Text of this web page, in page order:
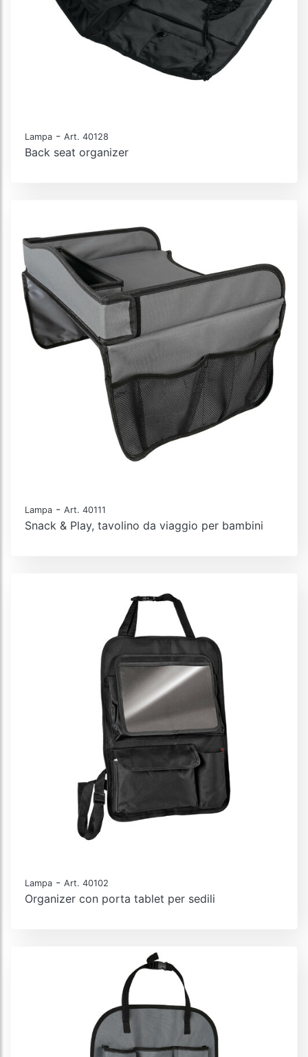
Lampa - Art. 40128
Back seat organizer
Lampa - Art. 40111
Snack & Play, tavolino da viaggio per bambini
Lampa - Art. 40102
Organizer con porta tablet per sedili